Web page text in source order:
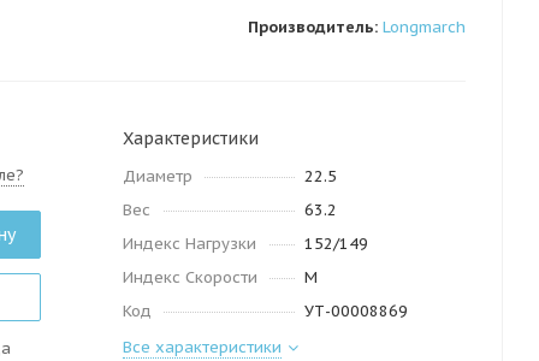
Производитель: Longmarch
Характеристики
Диаметр
22.5
Вес
63.2
Индекс Нагрузки
152/149
Индекс Скорости
M
Код
УТ-00008869
Все характеристики